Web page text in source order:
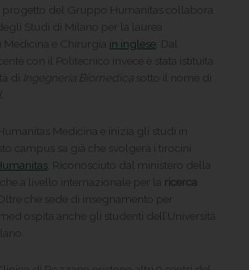
progetto del Gruppo Humanitas collabora
Studi di Milano per la laurea
Medicina e Chirurgia in inglese . Dal
con il Politecnico invece è stata istituita
di Ingegneria Biomedica
sotto il nome di
Medicina e inizia gli studi in
campus sa già che svolgerà i tirocini
. Riconosciuto dal ministero della
a livello internazionale per la ricerca
Oltre che sede di insegnamento per
ospita anche gli studenti dell’Università